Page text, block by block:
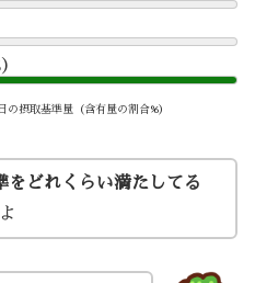
摂取基準量（含有量の割合%）
をどれくらい満たしてる